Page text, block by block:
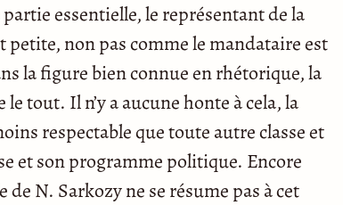
essentielle, le représentant de la
non pas comme le mandataire est
la figure bien connue en rhétorique, la
tout. Il n’y a aucune honte à cela, la
respectable que toute autre classe et
et son programme politique. Encore
N. Sarkozy ne se résume pas à cet